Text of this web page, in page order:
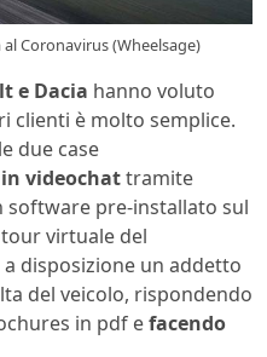
Coronavirus (Wheelsage)
e Dacia hanno voluto
clienti è molto semplice.
due case
videochattramite
software pre-installato sul
virtuale del
disposizione un addetto
del veicolo, rispondendo
in pdf efacendo